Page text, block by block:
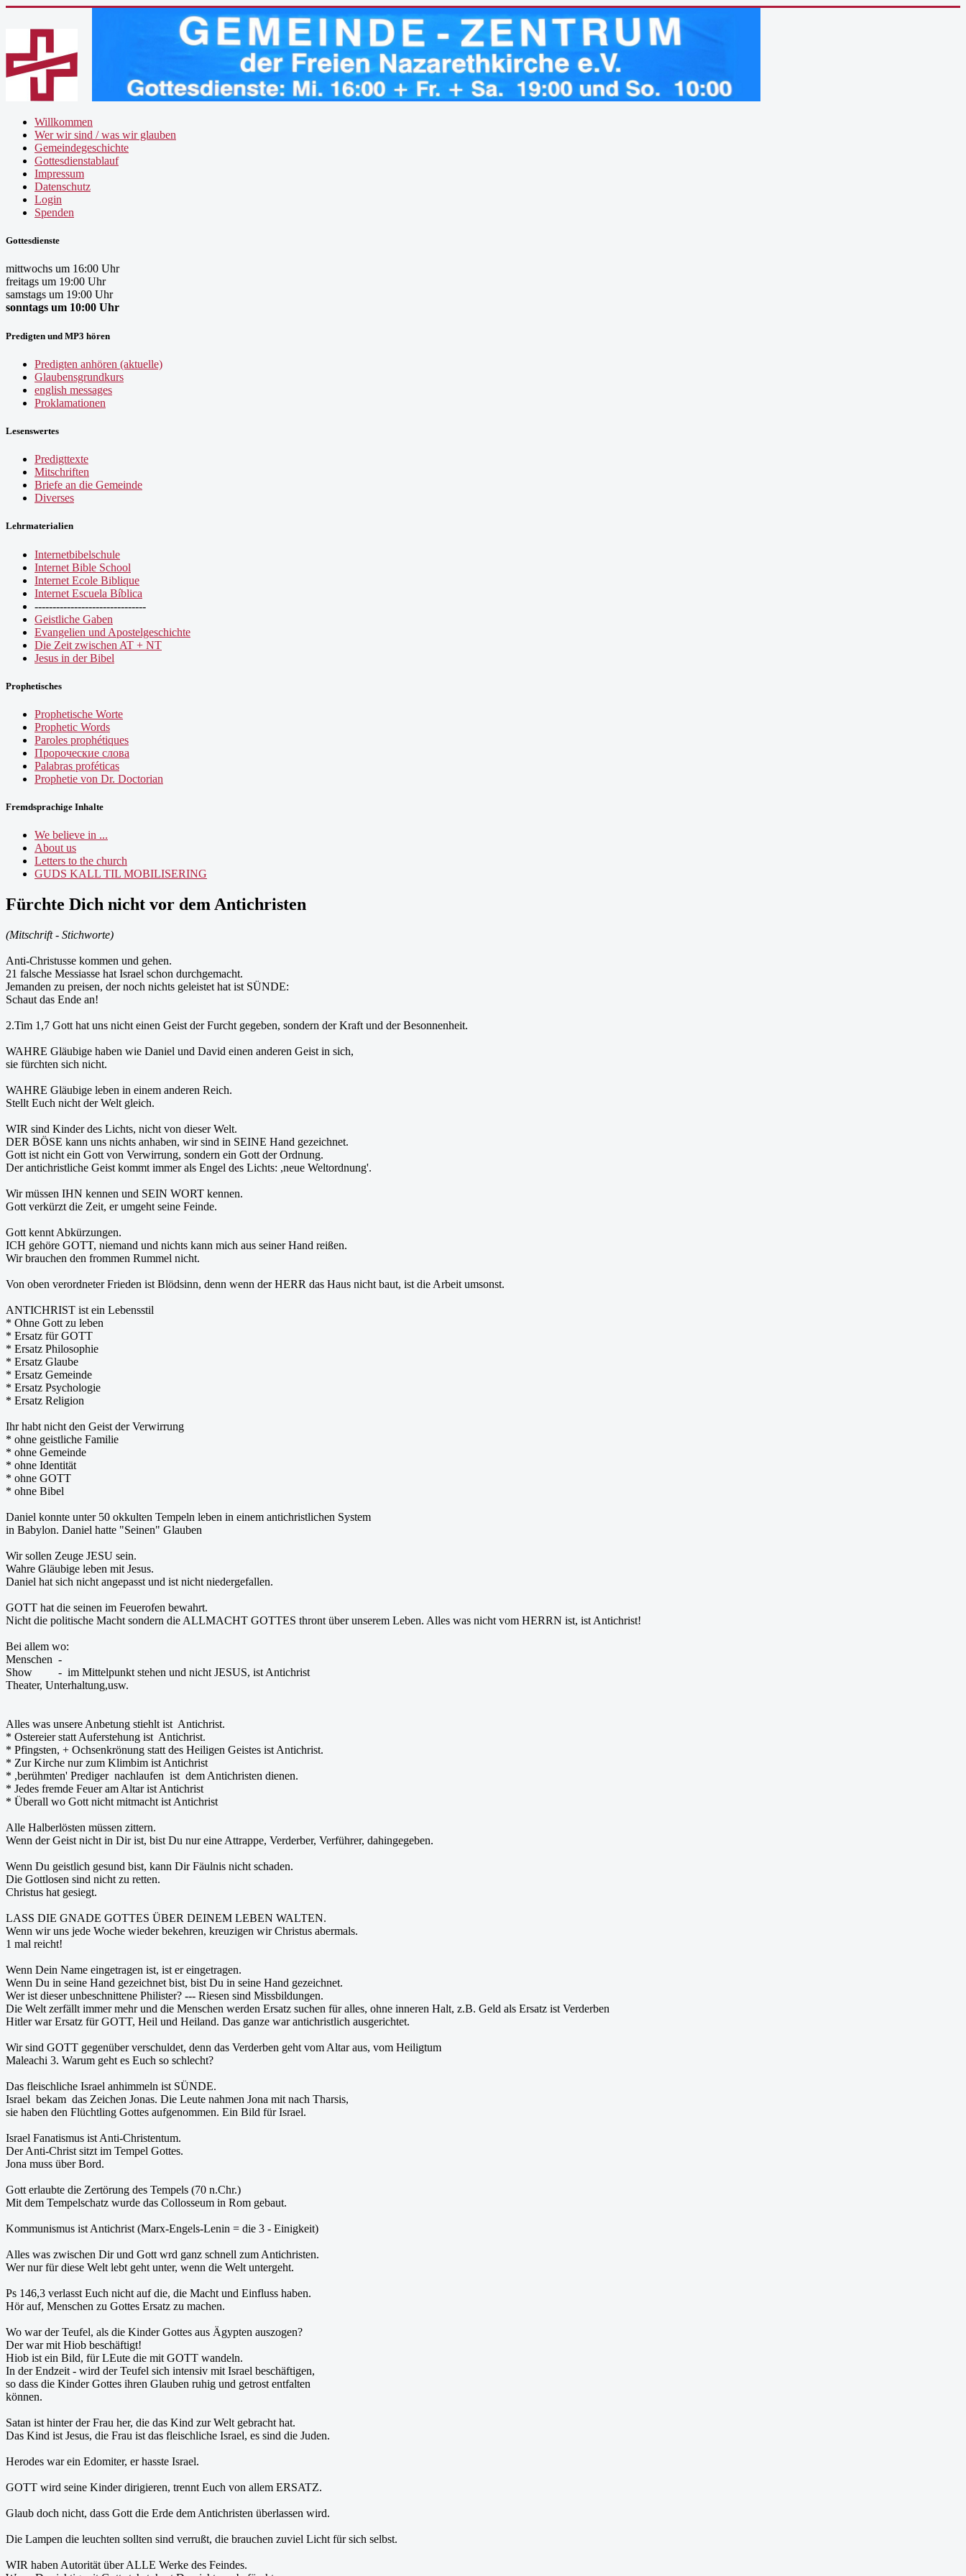
Willkommen
Wer wir sind / was wir glauben
Gemeindegeschichte
Gottesdienstablauf
Impressum
Datenschutz
Login
Spenden
Gottesdienste
mittwochs um 16:00 Uhr
freitags um 19:00 Uhr
samstags um 19:00 Uhr
sonntags um 10:00 Uhr
Predigten und MP3 hören
Predigten anhören (aktuelle)
Glaubensgrundkurs
english messages
Proklamationen
Lesenswertes
Predigttexte
Mitschriften
Briefe an die Gemeinde
Diverses
Lehrmaterialien
Internetbibelschule
Internet Bible School
Internet Ecole Biblique
Internet Escuela Bíblica
-------------------------------
Geistliche Gaben
Evangelien und Apostelgeschichte
Die Zeit zwischen AT + NT
Jesus in der Bibel
Prophetisches
Prophetische Worte
Prophetic Words
Paroles prophétiques
Пророческие слова
Palabras proféticas
Prophetie von Dr. Doctorian
Fremdsprachige Inhalte
We believe in ...
About us
Letters to the church
GUDS KALL TIL MOBILISERING
Fürchte Dich nicht vor dem Antichristen
(Mitschrift - Stichworte)
Anti-Christusse kommen und gehen.
21 falsche Messiasse hat Israel schon durchgemacht.
Jemanden zu preisen, der noch nichts geleistet hat ist SÜNDE:
Schaut das Ende an!
2.Tim 1,7 Gott hat uns nicht einen Geist der Furcht gegeben, sondern der Kraft und der Besonnenheit.
WAHRE Gläubige haben wie Daniel und David einen anderen Geist in sich,
sie fürchten sich nicht.
WAHRE Gläubige leben in einem anderen Reich.
Stellt Euch nicht der Welt gleich.
WIR sind Kinder des Lichts, nicht von dieser Welt.
DER BÖSE kann uns nichts anhaben, wir sind in SEINE Hand gezeichnet.
Gott ist nicht ein Gott von Verwirrung, sondern ein Gott der Ordnung.
Der antichristliche Geist kommt immer als Engel des Lichts: ,neue Weltordnung'.
Wir müssen IHN kennen und SEIN WORT kennen.
Gott verkürzt die Zeit, er umgeht seine Feinde.
Gott kennt Abkürzungen.
ICH gehöre GOTT, niemand und nichts kann mich aus seiner Hand reißen.
Wir brauchen den frommen Rummel nicht.
Von oben verordneter Frieden ist Blödsinn, denn wenn der HERR das Haus nicht baut, ist die Arbeit umsonst.
ANTICHRIST ist ein Lebensstil
* Ohne Gott zu leben
* Ersatz für GOTT
* Ersatz Philosophie
* Ersatz Glaube
* Ersatz Gemeinde
* Ersatz Psychologie
* Ersatz Religion
Ihr habt nicht den Geist der Verwirrung
* ohne geistliche Familie
* ohne Gemeinde
* ohne Identität
* ohne GOTT
* ohne Bibel
Daniel konnte unter 50 okkulten Tempeln leben in einem antichristlichen System
in Babylon. Daniel hatte "Seinen" Glauben
Wir sollen Zeuge JESU sein.
Wahre Gläubige leben mit Jesus.
Daniel hat sich nicht angepasst und ist nicht niedergefallen.
GOTT hat die seinen im Feuerofen bewahrt.
Nicht die politische Macht sondern die ALLMACHT GOTTES thront über unserem Leben. Alles was nicht vom HERRN ist, ist Antichrist!
Bei allem wo:
Menschen -
Show - im Mittelpunkt stehen und nicht JESUS, ist Antichrist
Theater, Unterhaltung,usw.
Alles was unsere Anbetung stiehlt ist Antichrist.
* Ostereier statt Auferstehung ist Antichrist.
* Pfingsten, + Ochsenkrönung statt des Heiligen Geistes ist Antichrist.
* Zur Kirche nur zum Klimbim ist Antichrist
* ,berühmten' Prediger nachlaufen ist dem Antichristen dienen.
* Jedes fremde Feuer am Altar ist Antichrist
* Überall wo Gott nicht mitmacht ist Antichrist
Alle Halberlösten müssen zittern.
Wenn der Geist nicht in Dir ist, bist Du nur eine Attrappe, Verderber, Verführer, dahingegeben.
Wenn Du geistlich gesund bist, kann Dir Fäulnis nicht schaden.
Die Gottlosen sind nicht zu retten.
Christus hat gesiegt.
LASS DIE GNADE GOTTES ÜBER DEINEM LEBEN WALTEN.
Wenn wir uns jede Woche wieder bekehren, kreuzigen wir Christus abermals.
1 mal reicht!
Wenn Dein Name eingetragen ist, ist er eingetragen.
Wenn Du in seine Hand gezeichnet bist, bist Du in seine Hand gezeichnet.
Wer ist dieser unbeschnittene Philister? --- Riesen sind Missbildungen.
Die Welt zerfällt immer mehr und die Menschen werden Ersatz suchen für alles, ohne inneren Halt, z.B. Geld als Ersatz ist Verderben
Hitler war Ersatz für GOTT, Heil und Heiland. Das ganze war antichristlich ausgerichtet.
Wir sind GOTT gegenüber verschuldet, denn das Verderben geht vom Altar aus, vom Heiligtum
Maleachi 3. Warum geht es Euch so schlecht?
Das fleischliche Israel anhimmeln ist SÜNDE.
Israel bekam das Zeichen Jonas. Die Leute nahmen Jona mit nach Tharsis,
sie haben den Flüchtling Gottes aufgenommen. Ein Bild für Israel.
Israel Fanatismus ist Anti-Christentum.
Der Anti-Christ sitzt im Tempel Gottes.
Jona muss über Bord.
Gott erlaubte die Zertörung des Tempels (70 n.Chr.)
Mit dem Tempelschatz wurde das Collosseum in Rom gebaut.
Kommunismus ist Antichrist (Marx-Engels-Lenin = die 3 - Einigkeit)
Alles was zwischen Dir und Gott wrd ganz schnell zum Antichristen.
Wer nur für diese Welt lebt geht unter, wenn die Welt untergeht.
Ps 146,3 verlasst Euch nicht auf die, die Macht und Einfluss haben.
Hör auf, Menschen zu Gottes Ersatz zu machen.
Wo war der Teufel, als die Kinder Gottes aus Ägypten auszogen?
Der war mit Hiob beschäftigt!
Hiob ist ein Bild, für LEute die mit GOTT wandeln.
In der Endzeit - wird der Teufel sich intensiv mit Israel beschäftigen,
so dass die Kinder Gottes ihren Glauben ruhig und getrost entfalten
können.
Satan ist hinter der Frau her, die das Kind zur Welt gebracht hat.
Das Kind ist Jesus, die Frau ist das fleischliche Israel, es sind die Juden.
Herodes war ein Edomiter, er hasste Israel.
GOTT wird seine Kinder dirigieren, trennt Euch von allem ERSATZ.
Glaub doch nicht, dass Gott die Erde dem Antichristen überlassen wird.
Die Lampen die leuchten sollten sind verrußt, die brauchen zuviel Licht für sich selbst.
WIR haben Autorität über ALLE Werke des Feindes.